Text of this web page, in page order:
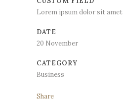
Lorem ipsum dolor sit amet
DATE
20 November
CATEGORY
Business
Share